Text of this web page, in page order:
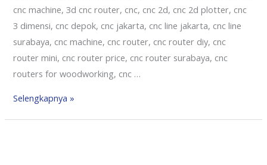
cnc machine, 3d cnc router, cnc, cnc 2d, cnc 2d plotter, cnc
3 dimensi, cnc depok, cnc jakarta, cnc line jakarta, cnc line
surabaya, cnc machine, cnc router, cnc router diy, cnc
router mini, cnc router price, cnc router surabaya, cnc
routers for woodworking, cnc …
Selengkapnya »